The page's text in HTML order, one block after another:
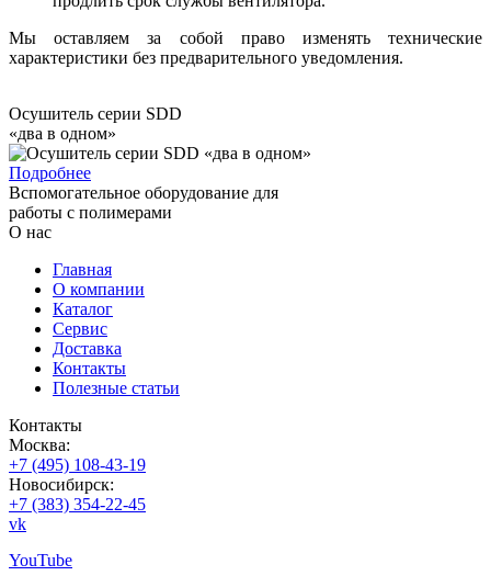
Мы оставляем за собой право изменять технические
характеристики без предварительного уведомления.
Осушитель серии SDD
«два в одном»
Подробнее
Вспомогательное оборудование для
работы с полимерами
О нас
Главная
О компании
Каталог
Сервис
Доставка
Контакты
Полезные статьи
Контакты
Москва:
+7 (495) 108-43-19
Новосибирск:
+7 (383) 354-22-45
vk
YouTube